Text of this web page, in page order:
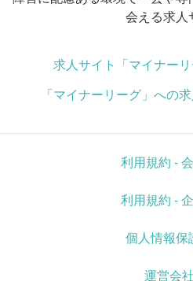
会える求人
求人サイト「マイナー
「マイナーリーグ」への
利用規約 -
利用規約 -
個人情報保
運営会社